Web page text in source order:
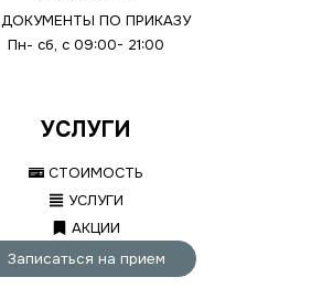
ДОКУМЕНТЫ ПО ПРИКАЗУ
Пн- сб, с 09:00- 21:00
УСЛУГИ
СТОИМОСТЬ
УСЛУГИ
АКЦИИ
Записаться на прием